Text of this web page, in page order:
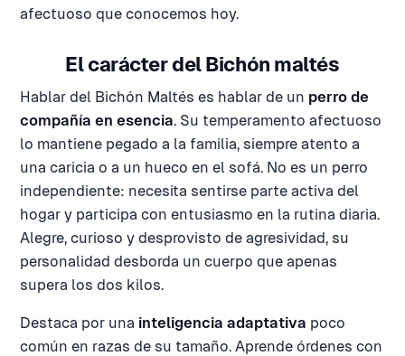
afectuoso que conocemos hoy.
El carácter del Bichón maltés
Hablar del Bichón Maltés es hablar de un perro de
compañía en esencia. Su temperamento afectuoso
lo mantiene pegado a la familia, siempre atento a
una caricia o a un hueco en el sofá. No es un perro
independiente: necesita sentirse parte activa del
hogar y participa con entusiasmo en la rutina diaria.
Alegre, curioso y desprovisto de agresividad, su
personalidad desborda un cuerpo que apenas
supera los dos kilos.
Destaca por una inteligencia adaptativa poco
común en razas de su tamaño. Aprende órdenes con